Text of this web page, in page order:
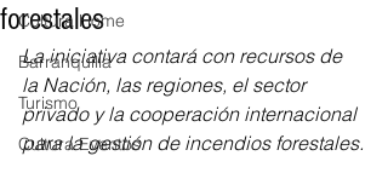
Cultura Home
Barranquilla
Turismo
Cultura Eventos
forestales
La iniciativa contará con recursos de
la Nación, las regiones, el sector
privado y la cooperación internacional
para la gestión de incendios forestales.